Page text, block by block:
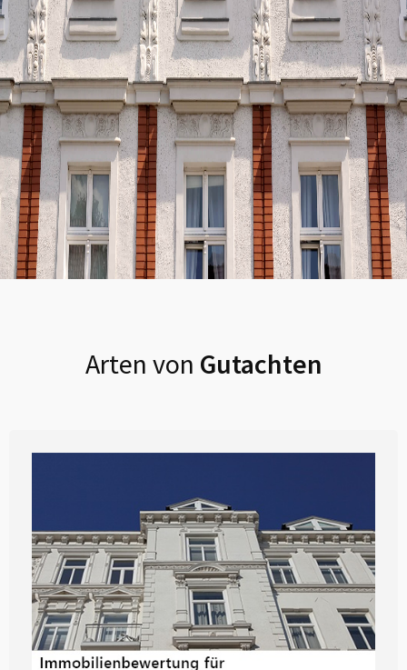
Arten von Gutachten